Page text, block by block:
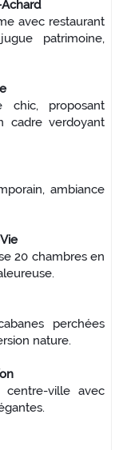
avec restaurant
patrimoine,
chic, proposant
cadre verdoyant
ambiance
20 chambres en
perchées
nature.
ville avec